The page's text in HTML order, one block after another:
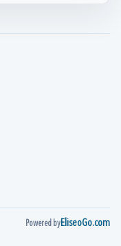
Powered byEliseoGo.com